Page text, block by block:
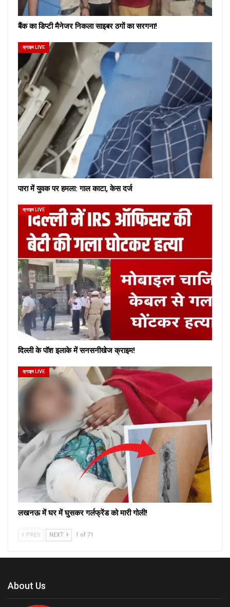
बैंक का डिप्टी मैनेजर निकला साइबर ठगों का सरगना!
क्राइम LIVE
पारा में युवक पर हमला: गाल काटा, केस दर्ज
क्राइम LIVE
दिल्ली के पॉश इलाके में सनसनीखेज क्राइम!
क्राइम LIVE
लखनऊ में घर में घुसकर गर्लफ्रेंड को मारी गोली!
PREV NEXT 1 of 71
About Us